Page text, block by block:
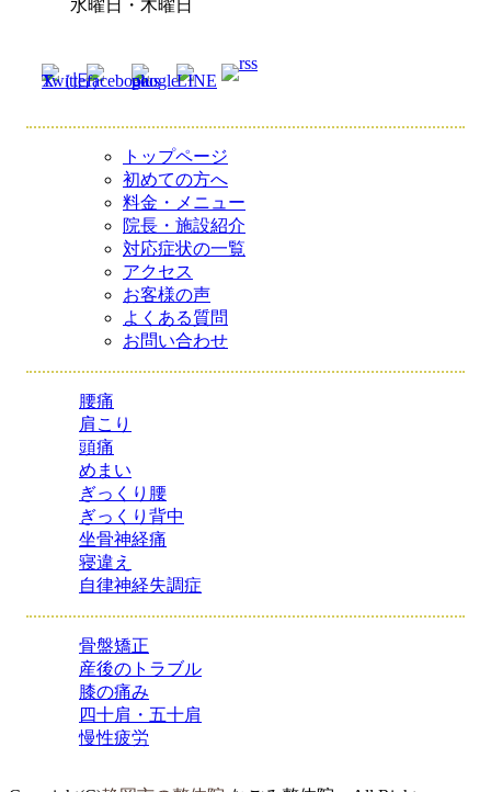
水曜日・木曜日
トップページ
初めての方へ
料金・メニュー
院長・施設紹介
対応症状の一覧
アクセス
お客様の声
よくある質問
お問い合わせ
腰痛
肩こり
頭痛
めまい
ぎっくり腰
ぎっくり背中
坐骨神経痛
寝違え
自律神経失調症
骨盤矯正
産後のトラブル
膝の痛み
四十肩・五十肩
慢性疲労